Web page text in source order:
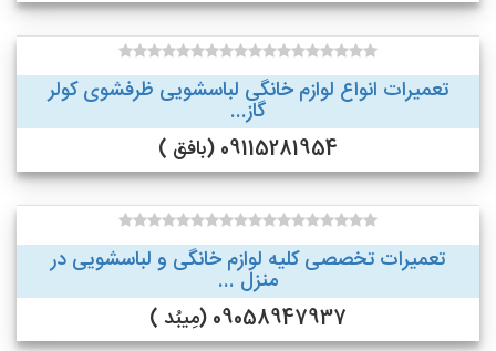
تعمیرات انواع لوازم خانگی لباسشویی ظرفشوی کولر
گاز...
09115281954 (بافق )
تعمیرات تخصصی کلیه لوازم خانگی و لباسشویی در
منزل ...
09058947937 (مِیبُد )